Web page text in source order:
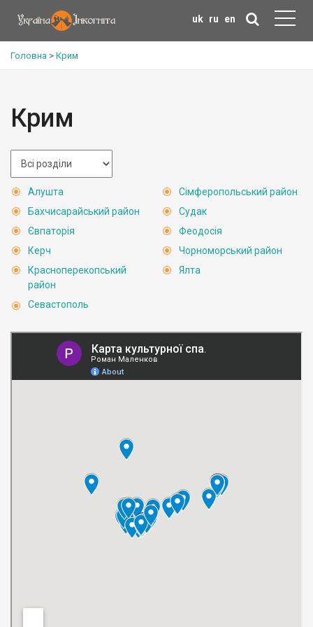
uk ru en
Головна > Крим
Крим
Алушта
Бахчисарайський район
Євпаторія
Керч
Красноперекопський
район
Севастополь
Сімферопольський район
Судак
Феодосія
Чорноморський район
Ялта